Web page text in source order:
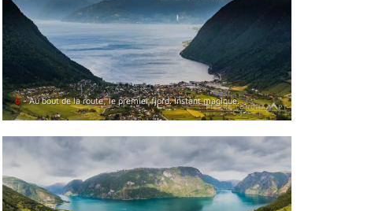
6- Au bout de la route, le premier fjord. Instant magique.